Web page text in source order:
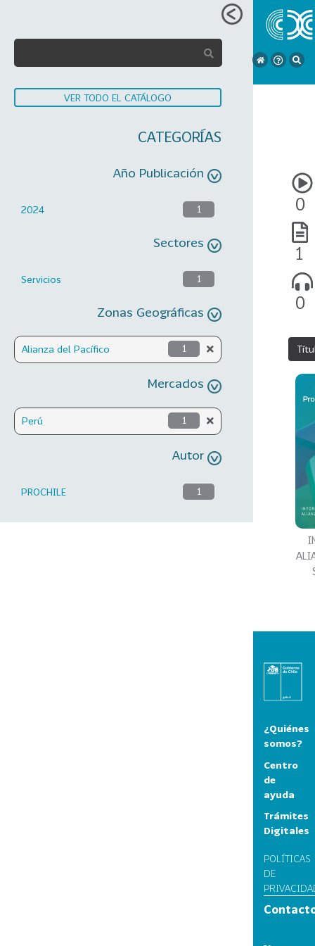
VER TODO EL CATÁLOGO
CATEGORÍAS
Año Publicación
2024 1
Sectores
Servicios 1
Zonas Geográficas
Alianza del Pacífico 1
Mercados
Perú 1
Autor
PROCHILE 1
0
1
0
¿Quiénes
somos?
Centro
de
ayuda
Trámites
Digitales
POLÍTICAS
DE